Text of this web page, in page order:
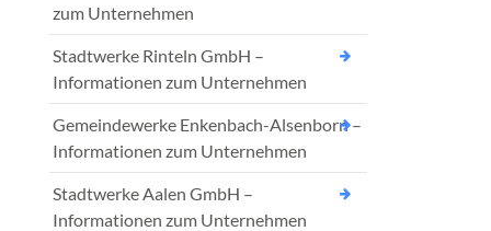
zum Unternehmen
Stadtwerke Rinteln GmbH –
Informationen zum Unternehmen
Gemeindewerke Enkenbach-Alsenborn –
Informationen zum Unternehmen
Stadtwerke Aalen GmbH –
Informationen zum Unternehmen